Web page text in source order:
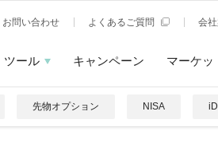
お問い合わせ よくあるご質問 会
ツール キャンペーン マーケッ
先物オプション NISA